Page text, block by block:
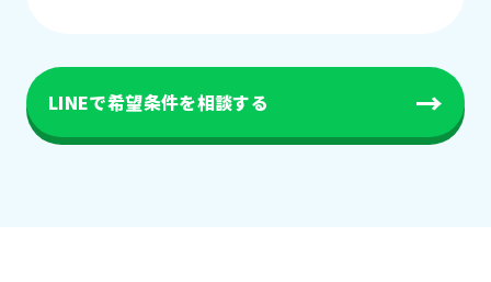
LINEで希望条件を相談する →